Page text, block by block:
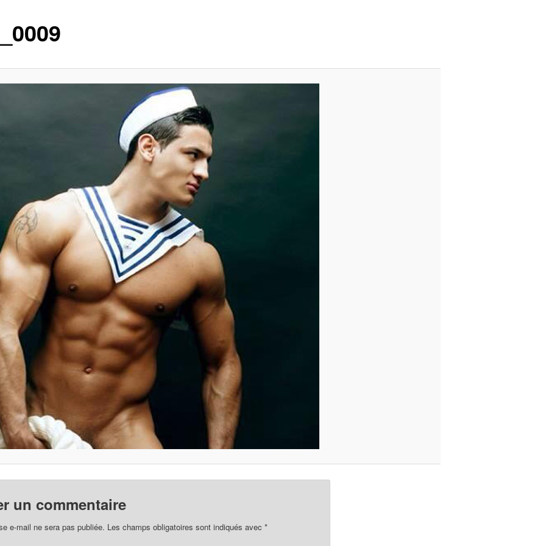
un commentaire
e-mail ne sera pas publiée. Les champs obligatoires sont indiqués avec *